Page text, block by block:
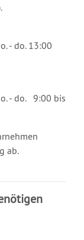
do. 13:00
do. 9:00 bis
ab.